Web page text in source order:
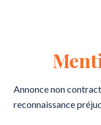
Annonce non
reconnaissance